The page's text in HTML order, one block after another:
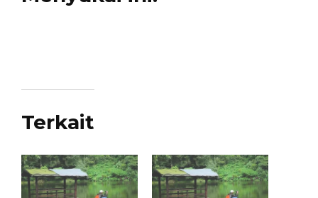
Terkait